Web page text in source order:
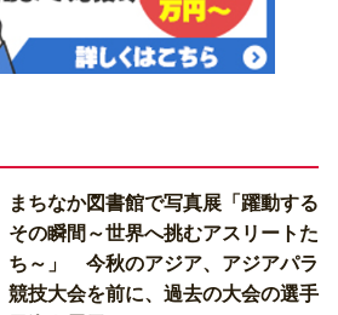
まちなか図書館で写真展「躍動する
その瞬間～世界へ挑むアスリートた
ち～」 今秋のアジア、アジアパラ
競技大会を前に、過去の大会の選手